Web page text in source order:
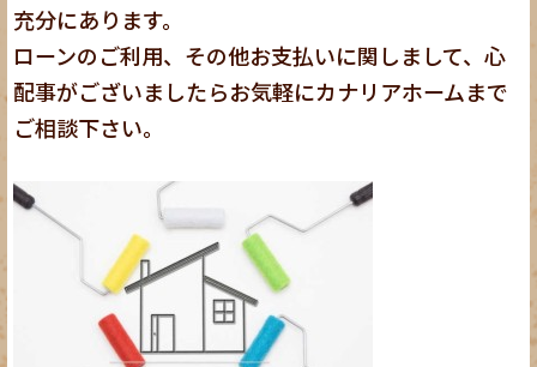
充分にあります。
ローンのご利用、その他お支払いに関しまして、心
配事がございましたらお気軽にカナリアホームまで
ご相談下さい。